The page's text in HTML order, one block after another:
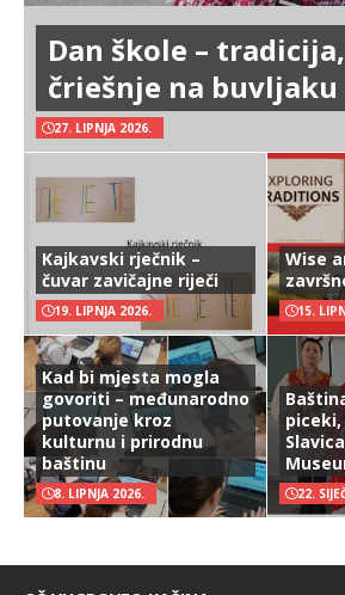
Dan škole –
čriešnje na buvljaku
27. LIPNJA 2026.
Kajkavski rječnik –
čuvar zavičajne riječi
19. LIPNJA 2026.
Wise
15.
Kad bi mjesta mogla
govoriti – međunarodno
putovanje kroz
kulturnu i prirodnu
baštinu
8. LIPNJA 2026. 22.